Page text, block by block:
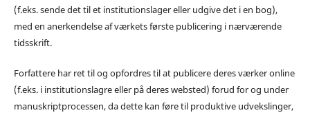
(f.eks. sende det til et institutionslager eller udgive det i en bog),
med en anerkendelse af værkets første publicering i nærværende
tidsskrift.
Forfattere har ret til og opfordres til at publicere deres værker online
(f.eks. i institutionslagre eller på deres websted) forud for og under
manuskriptprocessen, da dette kan føre til produktive udvekslinger,